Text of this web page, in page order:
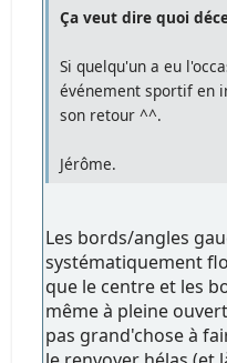
Ça veut dire quoi
Si quelqu'un a eu
événement sportif en
son retour ^^.
Jérôme.
Les bords/angles
systématiquement
que le centre et les
même à pleine
pas grand'chose à